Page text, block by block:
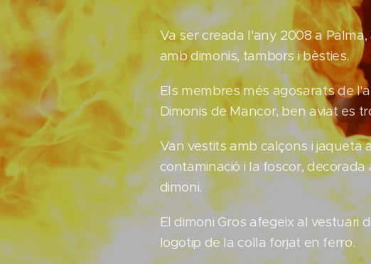
Va ser creada l'any 2008 a
amb dimonis, tambors i bèsties.
Els membres més agosarats de
Dimonis de Mancor, ben aviat es
Van vestits amb calçons i jaqueta
contaminació i la foscor,
dimoni.
El dimoni Gros afegeix al
logotip de la colla forjat en ferro.